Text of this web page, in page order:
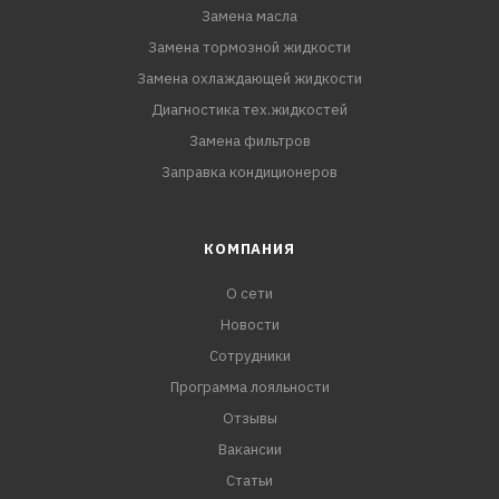
Замена масла
Замена тормозной жидкости
Замена охлаждающей жидкости
Диагностика тех.жидкостей
Замена фильтров
Заправка кондиционеров
КОМПАНИЯ
О сети
Новости
Сотрудники
Программа лояльности
Отзывы
Вакансии
Статьи